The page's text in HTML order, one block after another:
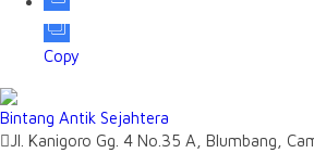
Copy
Bintang Antik Sejahtera
Jl. Kanigoro Gg. 4 No.35 A, Blumbang,